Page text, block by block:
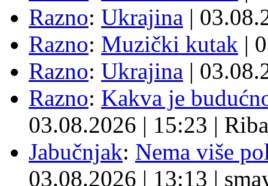
Razno: Ukrajina |
Razno: Muzički kutak |
Razno: Ukrajina |
Razno: Kakva je
03.08.2026 | 15:23 | Riba
Jabučnjak: Nema više
03.08.2026 | 13:13 |